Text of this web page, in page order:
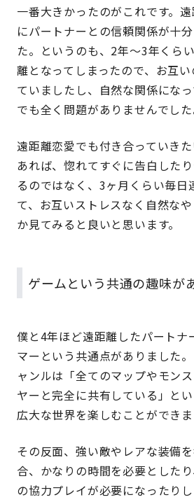
一番大きかったのがこれです。
にパートナーとの信頼関係が十
た。というのも、2年～3年くら
離となってしまったので、お互
ていましたし、自然な関係にな
でも全く問題がありませんでした
遠距離恋愛でも付き合っていき
あれば、惚れてすぐに告白した
るのではなく、3ヶ月くらい毎日
て、お互いストレスなく自然な
か見てみると良いと思います。
ゲームという共通の趣味が
僕と4年ほど遠距離したパートナ
マーという共通点がありました
ャンルは「全てのマップやモン
ヤーと完全に共有している」とい
広大な世界を楽しむことができま
その反面、強い敵やレアな装備
合、かなりの時間を必要とした
の協力プレイが必要になったりし